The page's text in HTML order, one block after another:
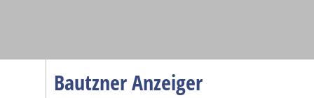
Bautzner Anzeiger